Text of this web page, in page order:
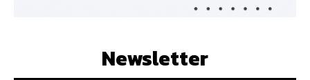
Newsletter